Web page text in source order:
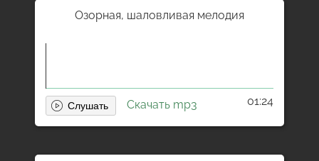
Озорная, шаловливая мелодия
Скачать mp3 01:24